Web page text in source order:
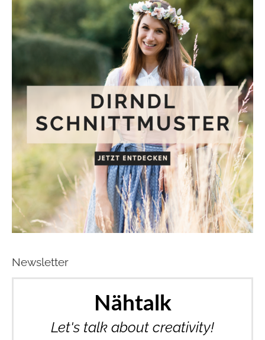
Newsletter
Nähtalk
Let's talk about creativity!